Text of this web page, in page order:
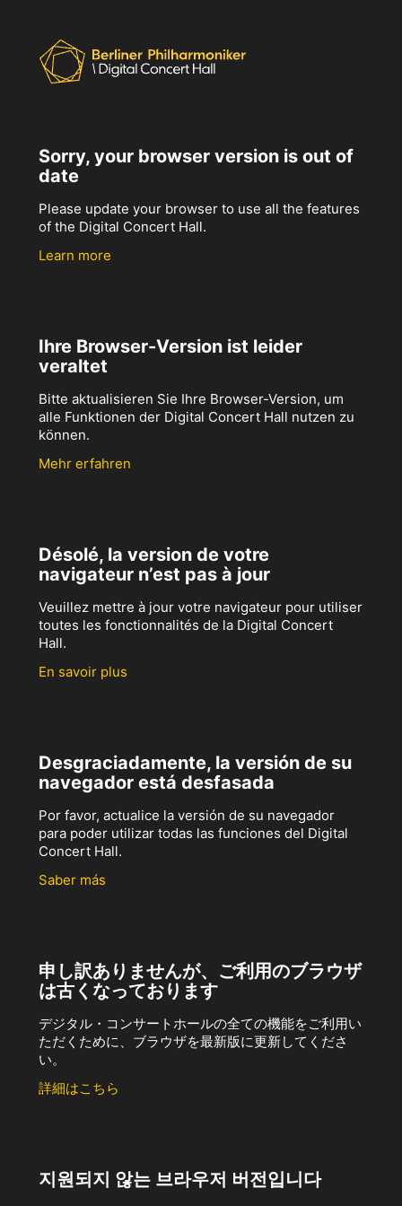
Sorry, your browser version is out of
date
Please update your browser to use all the features
of the Digital Concert Hall.
Learn more
Ihre Browser-Version ist leider
veraltet
Bitte aktualisieren Sie Ihre Browser-Version, um
alle Funktionen der Digital Concert Hall nutzen zu
können.
Mehr erfahren
Désolé, la version de votre
navigateur n’est pas à jour
Veuillez mettre à jour votre navigateur pour utiliser
toutes les fonctionnalités de la Digital Concert
Hall.
En savoir plus
Desgraciadamente, la versión de su
navegador está desfasada
Por favor, actualice la versión de su navegador
para poder utilizar todas las funciones del Digital
Concert Hall.
Saber más
申し訳ありませんが、ご利用のブラウザ
は古くなっております
デジタル・コンサートホールの全ての機能をご利用い
ただくために、ブラウザを最新版に更新してくださ
い。
詳細はこちら
지원되지 않는 브라우저 버전입니다